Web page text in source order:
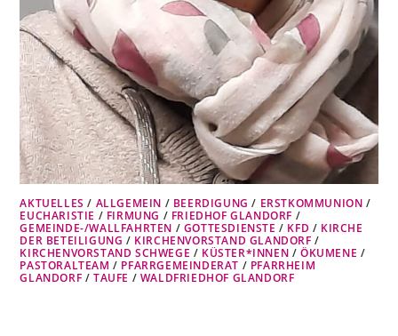
AKTUELLES / ALLGEMEIN / BEERDIGUNG / ERSTKOMMUNION /
EUCHARISTIE / FIRMUNG / FRIEDHOF GLANDORF /
GEMEINDE-/WALLFAHRTEN / GOTTESDIENSTE / KFD / KIRCHE
DER BETEILIGUNG / KIRCHENVORSTAND GLANDORF /
KIRCHENVORSTAND SCHWEGE / KÜSTER*INNEN /ÖKUMENE /
PASTORALTEAM / PFARRGEMEINDERAT / PFARRHEIM
GLANDORF /TAUFE / WALDFRIEDHOF GLANDORF